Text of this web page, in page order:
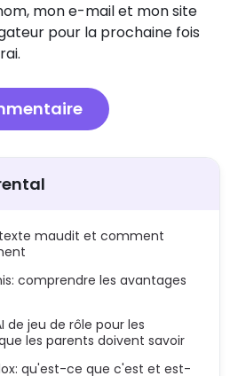
mon e-mail et mon site
pour la prochaine fois
maudit et comment
comprendre les avantages
de jeu de rôle pour les
les parents doivent savoir
qu'est-ce que c'est et est-